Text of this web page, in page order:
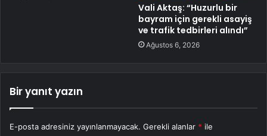
Vali Aktaş: “Huzurlu bir
bayram için gerekli asayiş
ve trafik tedbirleri alındı”
Ağustos 6, 2026
Bir yanıt yazın
E-posta adresiniz yayınlanmayacak. Gerekli alanlar * ile